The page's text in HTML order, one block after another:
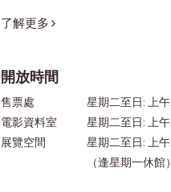
了解更多
開放時間
售票處
星期二至日: 上午
電影資料室
星期二至日: 上
展覽空間
星期二至日: 上
（逢星期一休館